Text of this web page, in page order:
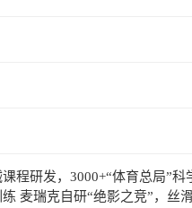
程研发，3000+“体育总局”科
麦瑞克自研“绝影之竞”，丝